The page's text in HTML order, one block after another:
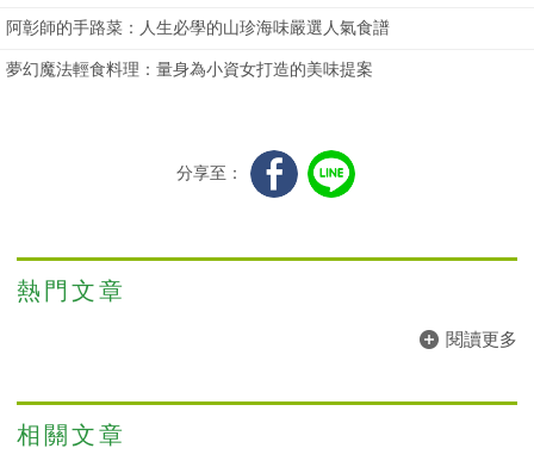
阿彰師的手路菜：人生必學的山珍海味嚴選人氣食譜
夢幻魔法輕食料理：量身為小資女打造的美味提案
分享至：
熱門文章
閱讀更多
相關文章